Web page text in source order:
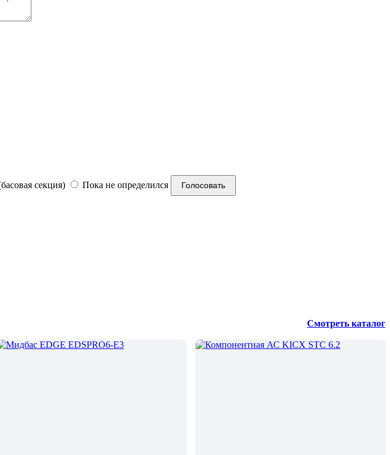
секция) Пока не определился Голосовать
Смотреть каталог